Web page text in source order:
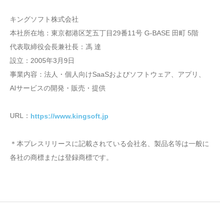
キングソフト株式会社
本社所在地：東京都港区芝五丁目29番11号 G-BASE 田町 5階
代表取締役会長兼社長：馮 達
設立：2005年3月9日
事業内容：法人・個人向けSaaSおよびソフトウェア、アプリ、
AIサービスの開発・販売・提供
URL： https://www.kingsoft.jp
＊本プレスリリースに記載されている会社名、製品名等は一般に
各社の商標または登録商標です。